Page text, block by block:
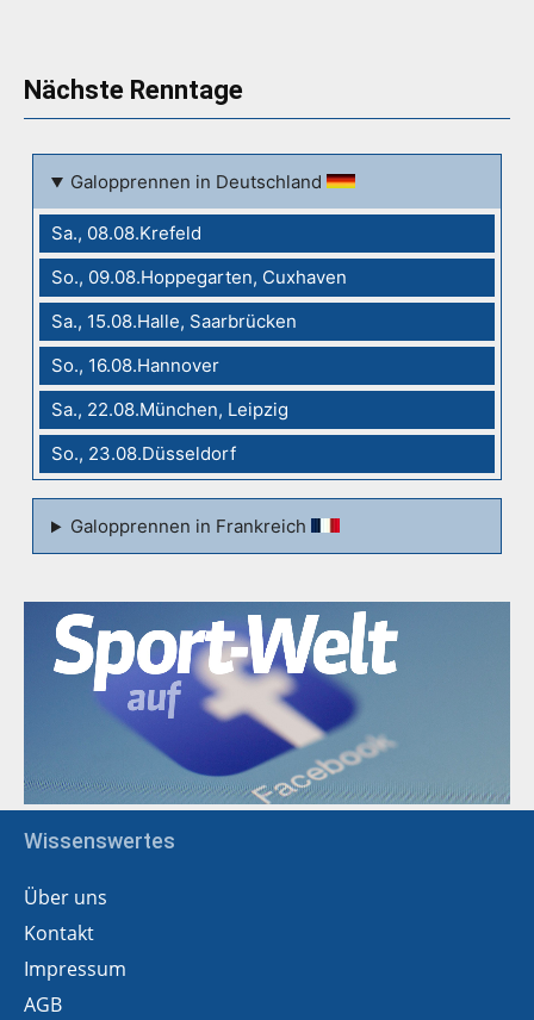
Nächste Renntage
Galopprennen in Deutschland
Sa., 08.08.Krefeld
So., 09.08.Hoppegarten, Cuxhaven
Sa., 15.08.Halle, Saarbrücken
So., 16.08.Hannover
Sa., 22.08.München, Leipzig
So., 23.08.Düsseldorf
Galopprennen in Frankreich
Wissenswertes
Über uns
Kontakt
Impressum
AGB